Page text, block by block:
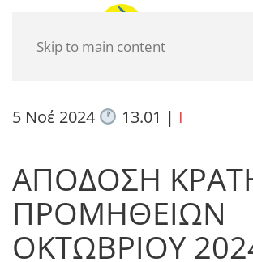
Skip to main content
5 Νοέ 2024 13.01 | I
ΑΠΟΔΟΣΗ
ΠΡΟΜΗΘΕΙΩΝ
ΟΚΤΩΒΡΙΟΥ